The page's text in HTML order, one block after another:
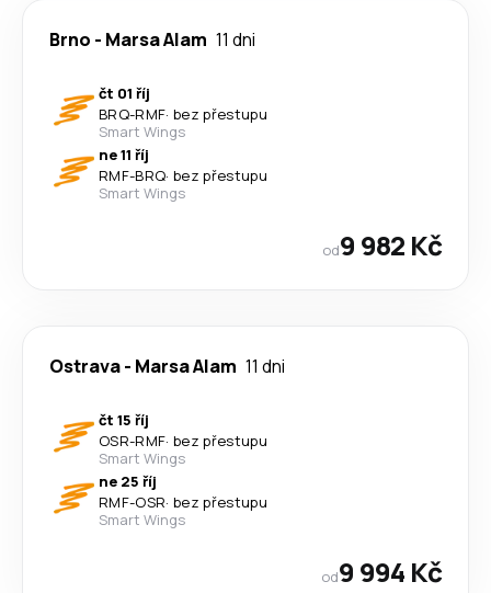
Brno - Marsa Alam 11 dni
čt 01 říj
BRQ-RMF· bez přestupu
Smart Wings
ne 11 říj
RMF-BRQ· bez přestupu
Smart Wings
od9 982 Kč
Ostrava- Marsa Alam 11 dni
čt 15 říj
OSR-RMF· bez přestupu
Smart Wings
ne 25 říj
RMF-OSR· bez přestupu
Smart Wings
od9 994 Kč